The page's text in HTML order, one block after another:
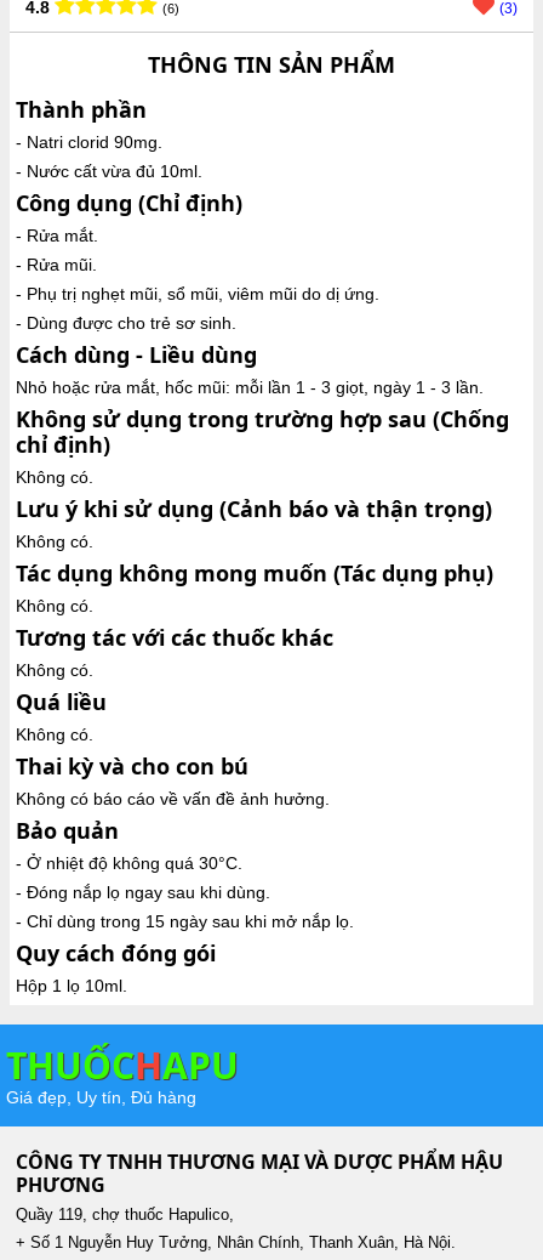
4.8 (6) (3)
THÔNG TIN SẢN PHẨM
Thành phần
- Natri clorid 90mg.
- Nước cất vừa đủ 10ml.
Công dụng (Chỉ định)
- Rửa mắt.
- Rửa mũi.
- Phụ trị nghẹt mũi, sổ mũi, viêm mũi do dị ứng.
- Dùng được cho trẻ sơ sinh.
Cách dùng - Liều dùng
Nhỏ hoặc rửa mắt, hốc mũi: mỗi lần 1 - 3 giọt, ngày 1 - 3 lần.
Không sử dụng trong trường hợp sau (Chống
chỉ định)
Không có.
Lưu ý khi sử dụng (Cảnh báo và thận trọng)
Không có.
Tác dụng không mong muốn (Tác dụng phụ)
Không có.
Tương tác với các thuốc khác
Không có.
Quá liều
Không có.
Thai kỳ và cho con bú
Không có báo cáo về vấn đề ảnh hưởng.
Bảo quản
- Ở nhiệt độ không quá 30°C.
- Đóng nắp lọ ngay sau khi dùng.
- Chỉ dùng trong 15 ngày sau khi mở nắp lọ.
Quy cách đóng gói
Hộp 1 lọ 10ml.
THUỐCHAPU
Giá đẹp, Uy tín, Đủ hàng
CÔNG TY TNHH THƯƠNG MẠI VÀ DƯỢC PHẨM HẬU
PHƯƠNG
Quầy 119, chợ thuốc Hapulico,
+ Số 1 Nguyễn Huy Tưởng, Nhân Chính, Thanh Xuân, Hà Nội.